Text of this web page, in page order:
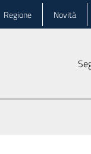
Regione Novità